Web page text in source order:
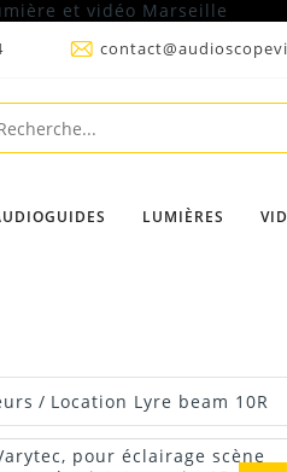
LUMIÈRES
/ Location Lyre beam 10R